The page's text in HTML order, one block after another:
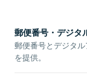
郵便番号・デジタ
郵便番号とデジタ
を提供。